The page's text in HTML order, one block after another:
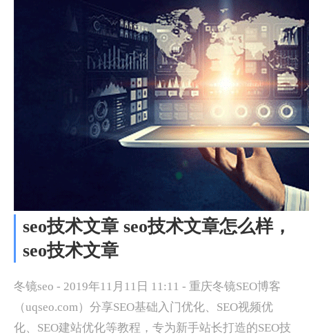
seo技术文章 seo技术文章怎么样，
seo技术文章
冬镜seo - 2019年11月11日 11:11 - 重庆冬镜SEO博客
（uqseo.com）分享SEO基础入门优化、SEO视频优
化、SEO建站优化等教程，专为新手站长打造的SEO技